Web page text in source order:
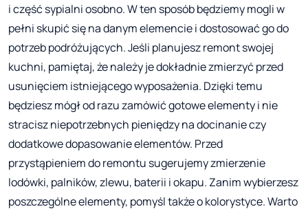
i część sypialni osobno. W ten sposób będziemy mogli w
pełni skupić się na danym elemencie i dostosować go do
potrzeb podróżujących. Jeśli planujesz remont swojej
kuchni, pamiętaj, że należy je dokładnie zmierzyć przed
usunięciem istniejącego wyposażenia. Dzięki temu
będziesz mógł od razu zamówić gotowe elementy i nie
stracisz niepotrzebnych pieniędzy na docinanie czy
dodatkowe dopasowanie elementów. Przed
przystąpieniem do remontu sugerujemy zmierzenie
lodówki, palników, zlewu, baterii i okapu. Zanim wybierzesz
poszczególne elementy, pomyśl także o kolorystyce. Warto